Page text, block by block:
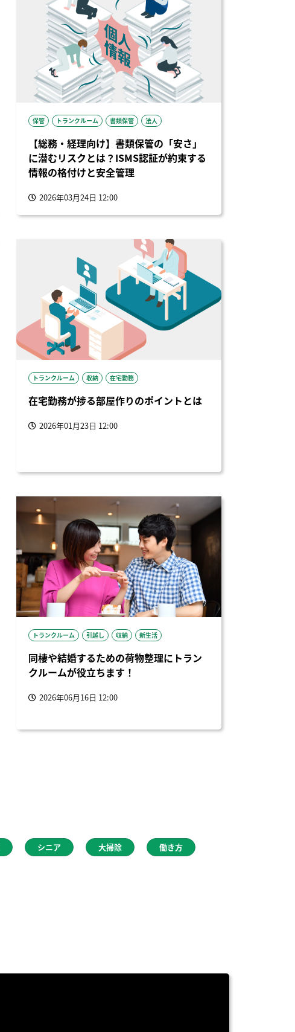
保管 トランクルーム 書類保管 法人
【総務・経理向け】書類保管の「安さ」
に潜むリスクとは？ISMS認証が約束する
情報の格付けと安全管理
2026年03月24日 12:00
トランクルーム 収納 在宅勤務
在宅勤務が捗る部屋作りのポイントとは
2026年01月23日 12:00
トランクルーム 引越し 収納 新生活
同棲や結婚するための荷物整理にトラン
クルームが役立ちます！
2026年06月16日 12:00
シニア 大掃除 働き方